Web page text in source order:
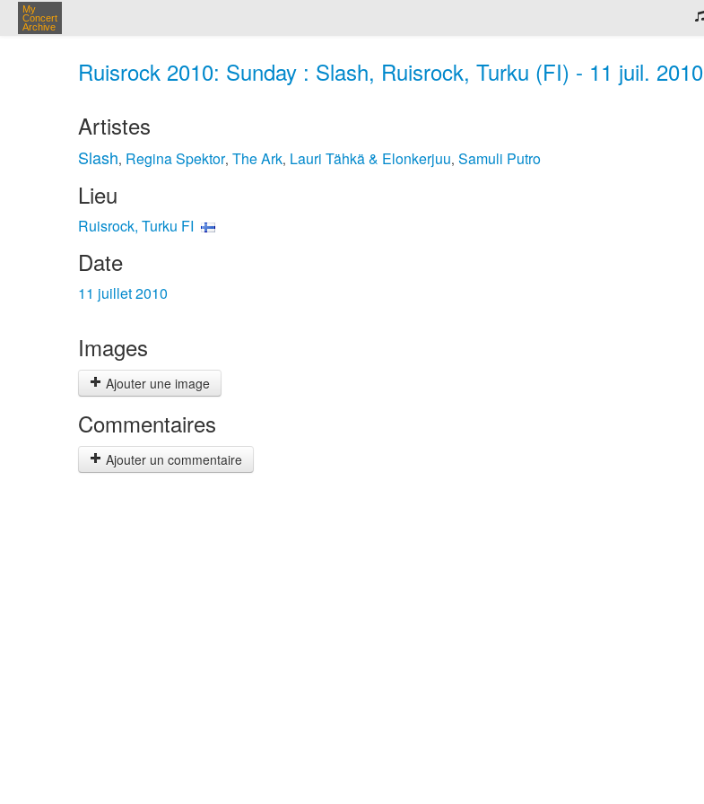
My
Concert
Archive
Ruisrock 2010: Sunday : Slash, Ruisrock, Turku (FI) - 11 juil. 2010
Artistes
Slash, Regina Spektor, The Ark, Lauri Tähkä & Elonkerjuu, Samuli Putro
Lieu
Ruisrock, Turku FI
Date
11 juillet 2010
Images
Ajouter une image
Commentaires
Ajouter un commentaire